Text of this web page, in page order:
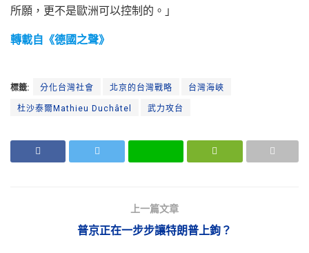
所願，更不是歐洲可以控制的。」
轉載自《德國之聲》
標籤: 分化台灣社會 北京的台灣戰略 台灣海峽
杜沙泰爾Mathieu Duchâtel 武力攻台
上一篇文章
普京正在一步步讓特朗普上鉤？